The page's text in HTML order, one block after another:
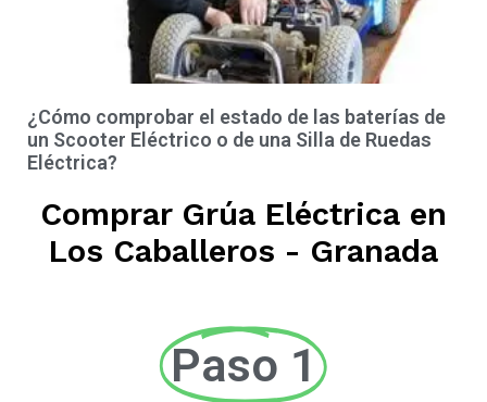
¿Cómo comprobar el estado de las baterías de
un Scooter Eléctrico o de una Silla de Ruedas
Eléctrica?
Comprar Grúa Eléctrica en
Los Caballeros - Granada
Paso 1